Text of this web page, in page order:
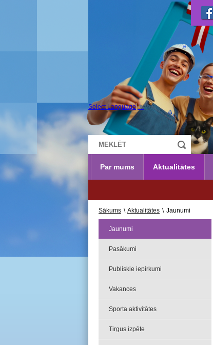
Select Language ▼
Par mums Aktualitātes
Sākums \ Aktualitātes \ Jaunumi
Jaunumi
Pasākumi
Publiskie iepirkumi
Vakances
Sporta aktivitātes
Tirgus izpēte